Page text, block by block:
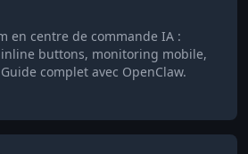
en centre de commande IA :
buttons, monitoring mobile,
complet avec OpenClaw.